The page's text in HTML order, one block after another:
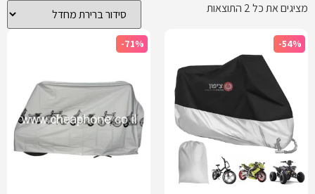
מציגים את כל ⁦2⁩ התוצאות
-54%
-71%